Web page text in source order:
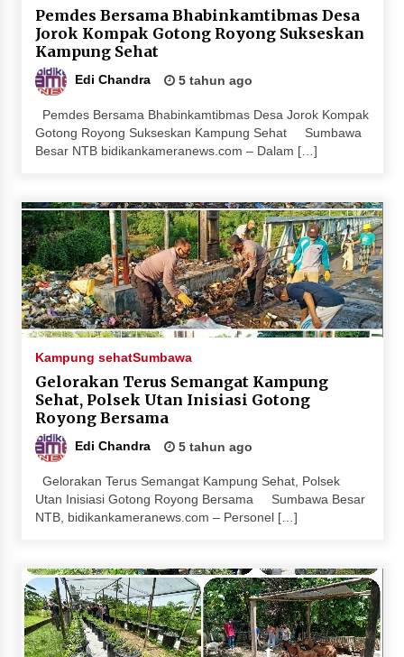
Penurunan Stunting di Sumbawa
4 minggu ago
Wabup Ansori Apresiasi Rekomendasi dan
Pandangan Fraksi – Fraksi DPRD Sumbawa
4 minggu ago
Bupati Sumbawa Lepas 487 Atlet dari Berbagai
4 minggu ago
BAZNAS Kabupaten Sumbawa Salurkan Bantuan
Program 100 Mustahik Per Desa di Desa Teluk
Santong
4 minggu ago
Dosen UTS Siap Kembangkan Inovasi Lewat
Pelatihan PDPP 2026 Bali
4 minggu ago
Terapkan “Polantas Menyapa”, Satlantas Polres
Sumbawa Berupaya Wujudkan Pelayanan
Kepolisian yang Profesional
4 minggu ago
Capaian Program Pemerintah Kabupaten
Pemdes Bersama Bhabinkamtibmas Desa
Jorok Kompak Gotong Royong Sukseskan
Kampung Sehat
Edi Chandra 5 tahun ago
Pemdes Bersama Bhabinkamtibmas Desa Jorok Kompak
Gotong Royong Sukseskan Kampung Sehat Sumbawa
Besar NTB bidikankameranews.com – Dalam […]
Kampung sehatSumbawa
Gelorakan Terus Semangat Kampung
Sehat, Polsek Utan Inisiasi Gotong
Royong Bersama
Edi Chandra 5 tahun ago
Gelorakan Terus Semangat Kampung Sehat, Polsek
Utan Inisiasi Gotong Royong Bersama Sumbawa Besar
NTB, bidikankameranews.com – Personel […]